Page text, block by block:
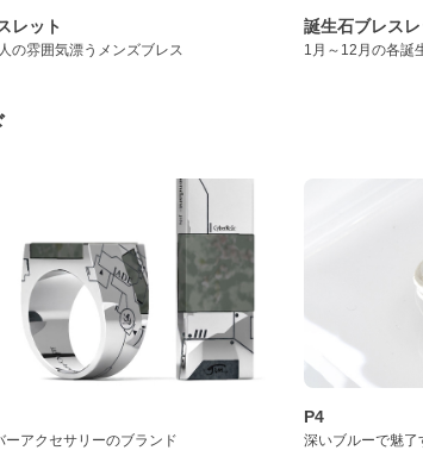
レット
の雰囲気漂うメンズブレス
誕生石ブレスレ
1月～12月の各誕
ーアクセサリーのブランド
P4
深いブルーで魅